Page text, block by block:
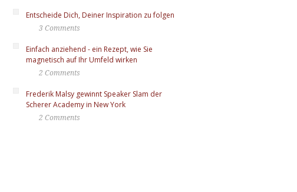
Entscheide Dich, Deiner Inspiration zu folgen
3 Comments
Einfach anziehend - ein Rezept, wie Sie
magnetisch auf Ihr Umfeld wirken
2 Comments
Frederik Malsy gewinnt Speaker Slam der
Scherer Academy in New York
2 Comments